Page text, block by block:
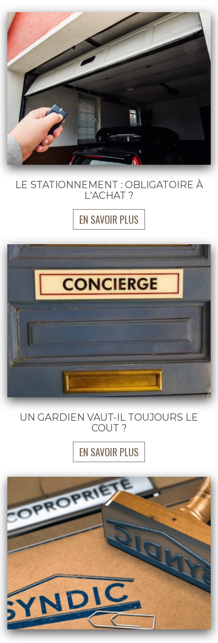
LE STATIONNEMENT : OBLIGATOIRE À
L'ACHAT ?
EN SAVOIR PLUS
UN GARDIEN VAUT-IL TOUJOURS LE
COUT ?
EN SAVOIR PLUS